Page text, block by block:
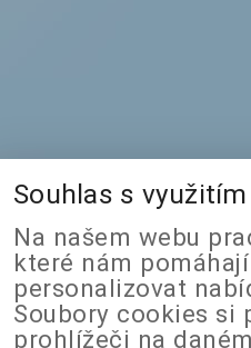
Souhlas s
Na našem webu
které nám
personalizovat
Soubory cookies si
prohlížeči na